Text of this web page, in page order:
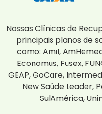
Nossas Clínicas de
principais planos de
como: Amil,
Economus, Fusex,
GEAP, GoCare,
New Saúde Leader,
SulAmérica,